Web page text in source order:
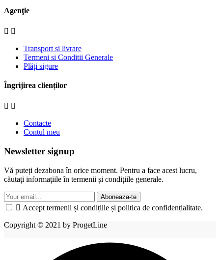
Agenţie
 
Transport si livrare
Termeni si Conditii Generale
Plăți sigure
Îngrijirea clienților
 
Contacte
Contul meu
Newsletter signup
Vă puteți dezabona în orice moment. Pentru a face acest lucru,
căutați informațiile în termenii și condițiile generale.
Aboneaza-te
 Accept termenii și condițiile și politica de confidențialitate.
Copyright © 2021 by ProgetLine